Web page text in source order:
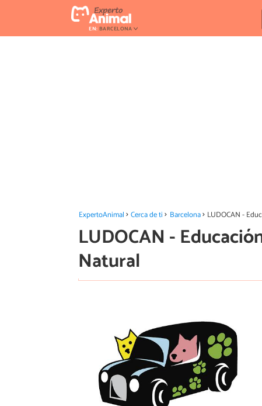
EN: BARCELONA
ExpertoAnimal Cerca de ti Barcelona LUDOCAN -
LUDOCAN -
Natural